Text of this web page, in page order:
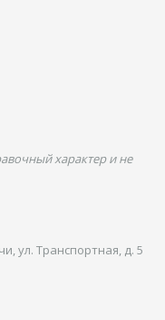
характер и не
ул. Транспортная, д. 5